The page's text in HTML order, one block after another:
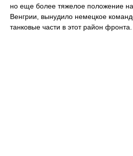
но еще более тяжелое положение
Венгрии, вынудило немецкое
танковые части в этот район фронта.